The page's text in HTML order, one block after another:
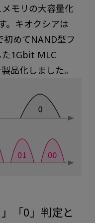
メモリの大容量化
。キオクシアは
初めてNAND型フ
た1Gbit MLC
品化しました。
「0」判定と